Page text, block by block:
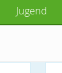
Jugend